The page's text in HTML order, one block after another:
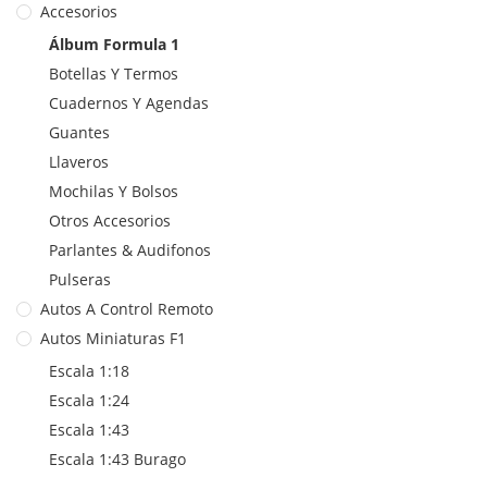
Accesorios
Álbum Formula 1
Botellas Y Termos
Cuadernos Y Agendas
Guantes
Llaveros
Mochilas Y Bolsos
Otros Accesorios
Parlantes & Audifonos
Pulseras
Autos A Control Remoto
Autos Miniaturas F1
Escala 1:18
Escala 1:24
Escala 1:43
Escala 1:43 Burago